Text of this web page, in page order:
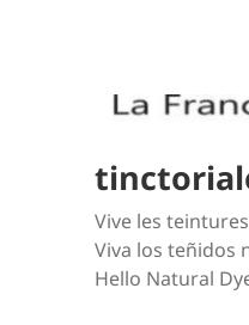
Vive les
Viva los teñidos
Hello Natural